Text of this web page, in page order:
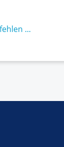
...